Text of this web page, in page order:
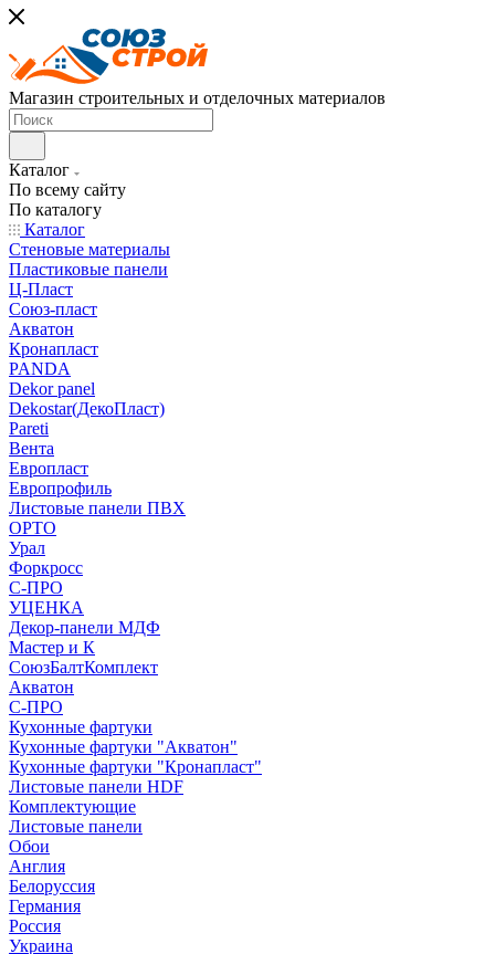
Магазин строительных и отделочных материалов
Каталог
По всему сайту
По каталогу
Каталог
Стеновые материалы
Пластиковые панели
Ц-Пласт
Союз-пласт
Акватон
Кронапласт
PANDA
Dekor panel
Dekostar(ДекоПласт)
Pareti
Вента
Европласт
Европрофиль
Листовые панели ПВХ
ОРТО
Урал
Форкросс
С-ПРО
УЦЕНКА
Декор-панели МДФ
Мастер и К
СоюзБалтКомплект
Акватон
С-ПРО
Кухонные фартуки
Кухонные фартуки "Акватон"
Кухонные фартуки "Кронапласт"
Листовые панели HDF
Комплектующие
Листовые панели
Обои
Англия
Белоруссия
Германия
Россия
Украина